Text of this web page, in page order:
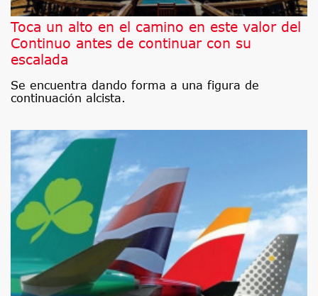
Toca un alto en el camino en este valor del
Continuo antes de continuar con su
escalada
Se encuentra dando forma a una figura de
continuación alcista.